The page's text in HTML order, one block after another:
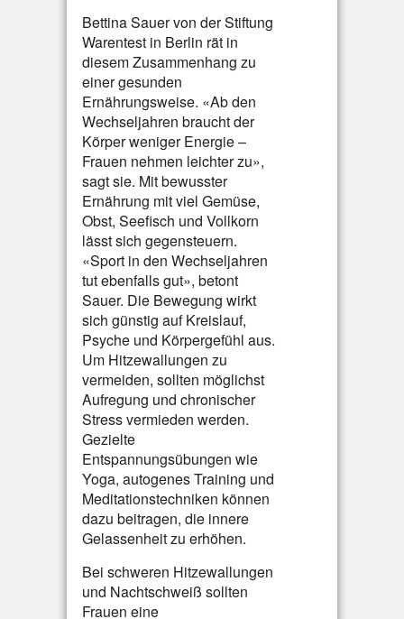
Bettina Sauer von der Stiftung
Warentest in Berlin rät in
diesem Zusammenhang zu
einer gesunden
Ernährungsweise. «Ab den
Wechseljahren braucht der
Körper weniger Energie –
Frauen nehmen leichter zu»,
sagt sie. Mit bewusster
Ernährung mit viel Gemüse,
Obst, Seefisch und Vollkorn
lässt sich gegensteuern.
«Sport in den Wechseljahren
tut ebenfalls gut», betont
Sauer. Die Bewegung wirkt
sich günstig auf Kreislauf,
Psyche und Körpergefühl aus.
Um Hitzewallungen zu
vermeiden, sollten möglichst
Aufregung und chronischer
Stress vermieden werden.
Gezielte
Entspannungsübungen wie
Yoga, autogenes Training und
Meditationstechniken können
dazu beitragen, die innere
Gelassenheit zu erhöhen.
Bei schweren Hitzewallungen
und Nachtschweiß sollten
Frauen eine